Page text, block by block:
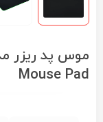
Mouse Pad